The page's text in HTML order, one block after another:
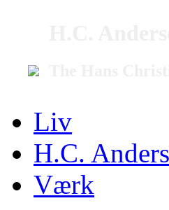
Liv
H.C.
Værk